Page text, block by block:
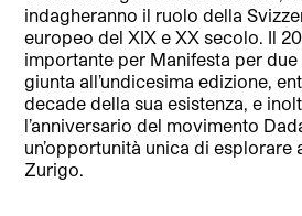
indagheranno il ruolo della
europeo del XIX e XX secolo. Il
importante per Manifesta per
giunta all’undicesima edizione,
decade della sua esistenza, e
l’anniversario del movimento
un’opportunità unica di esplorare
Zurigo.